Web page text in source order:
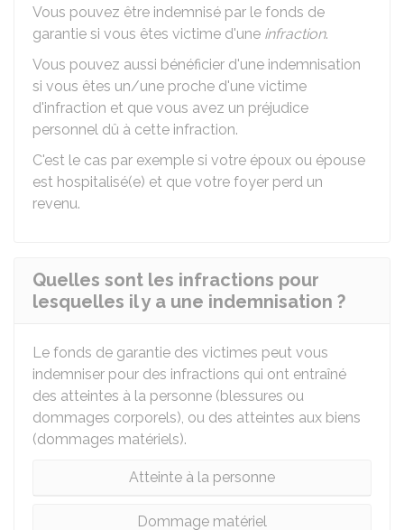
Vous pouvez être indemnisé par le fonds de
garantie si vous êtes victime d'une infraction.
Vous pouvez aussi bénéficier d'une indemnisation
si vous êtes un/une proche d'une victime
d'infraction et que vous avez un préjudice
personnel dû à cette infraction.
C'est le cas par exemple si votre époux ou épouse
est hospitalisé(e) et que votre foyer perd un
revenu.
Quelles sont les infractions pour
lesquelles il y a une indemnisation ?
Le fonds de garantie des victimes peut vous
indemniser pour des infractions qui ont entraîné
des atteintes à la personne (blessures ou
dommages corporels), ou des atteintes aux biens
(dommages matériels).
Atteinte à la personne
Dommage matériel